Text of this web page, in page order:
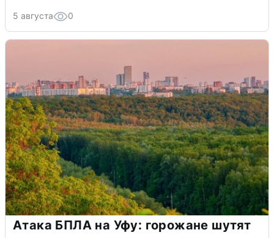
5 августа 0
Атака БПЛА на Уфу: горожане шутят